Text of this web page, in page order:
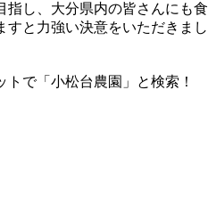
指し、大分県内の皆さんにも食
すと力強い決意をいただきまし
トで「小松台農園」と検索！